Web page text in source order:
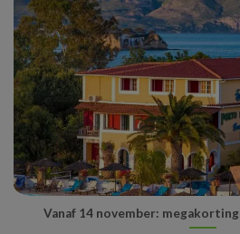
Vanaf 14 november: